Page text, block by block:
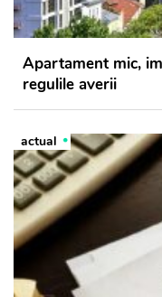
Apartament mic,
regulile averii
actual